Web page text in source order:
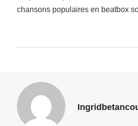
chansons populaires en beatbox